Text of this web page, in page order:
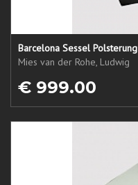
Barcelona Sessel Polsterung
Mies van der Rohe, Ludwig
€ 999.00